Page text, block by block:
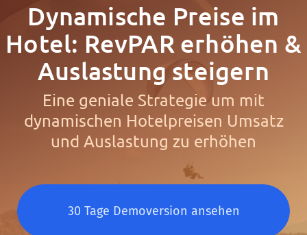
Dynamische Preise im
Hotel: RevPAR erhöhen &
Auslastung steigern
Eine geniale Strategie um mit
dynamischen Hotelpreisen Umsatz
und Auslastung zu erhöhen
30 Tage Demoversion ansehen